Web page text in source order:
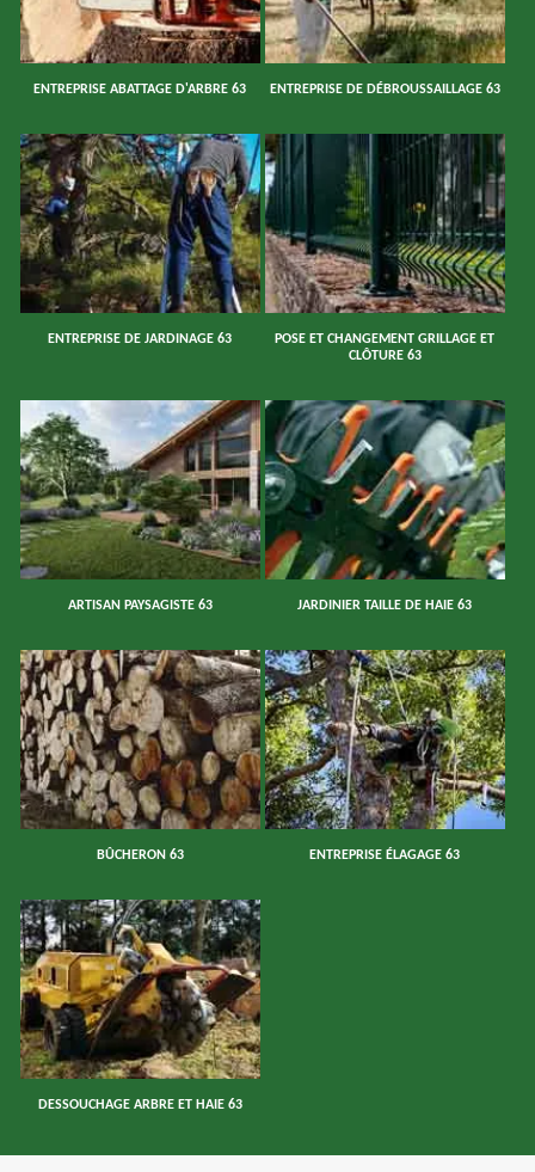
ENTREPRISE ABATTAGE D'ARBRE 63 ENTREPRISE DE DÉBROUSSAILLAGE 63
ENTREPRISE DE JARDINAGE 63
POSE ET CHANGEMENT GRILLAGE ET
CLÔTURE 63
ARTISAN PAYSAGISTE 63 JARDINIER TAILLE DE HAIE 63
BÛCHERON 63 ENTREPRISE ÉLAGAGE 63
DESSOUCHAGE ARBRE ET HAIE 63